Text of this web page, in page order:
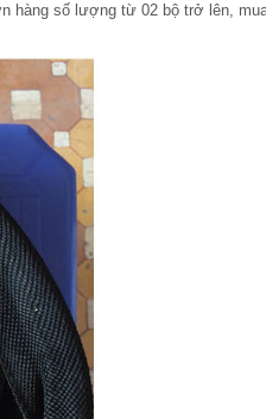
hàng số lượng từ 02 bộ trở lên,